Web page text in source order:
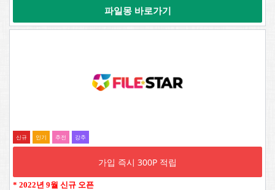
파일몽 바로가기
신규 인기 추전 강추
가입 즉시 300P 적립
* 2022년 9월 신규 오픈